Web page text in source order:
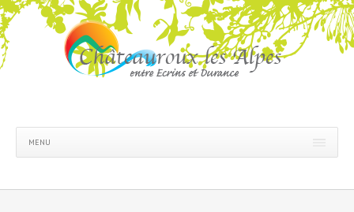
MENU